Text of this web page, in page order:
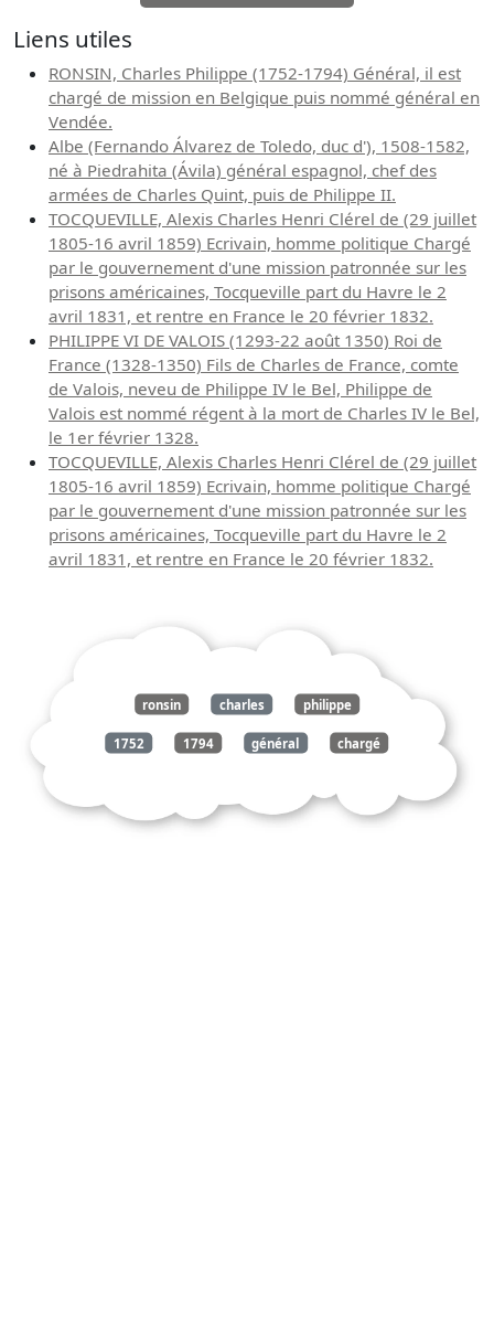
Liens utiles
RONSIN, Charles Philippe (1752-1794) Général, il est
chargé de mission en Belgique puis nommé général en
Vendée.
Albe (Fernando Álvarez de Toledo, duc d'), 1508-1582,
né à Piedrahita (Ávila) général espagnol, chef des
armées de Charles Quint, puis de Philippe II.
TOCQUEVILLE, Alexis Charles Henri Clérel de (29 juillet
1805-16 avril 1859) Ecrivain, homme politique Chargé
par le gouvernement d'une mission patronnée sur les
prisons américaines, Tocqueville part du Havre le 2
avril 1831, et rentre en France le 20 février 1832.
PHILIPPE VI DE VALOIS (1293-22 août 1350) Roi de
France (1328-1350) Fils de Charles de France, comte
de Valois, neveu de Philippe IV le Bel, Philippe de
Valois est nommé régent à la mort de Charles IV le Bel,
le 1er février 1328.
TOCQUEVILLE, Alexis Charles Henri Clérel de (29 juillet
1805-16 avril 1859) Ecrivain, homme politique Chargé
par le gouvernement d'une mission patronnée sur les
prisons américaines, Tocqueville part du Havre le 2
avril 1831, et rentre en France le 20 février 1832.
ronsin charles philippe
1752 1794 général chargé
vendée